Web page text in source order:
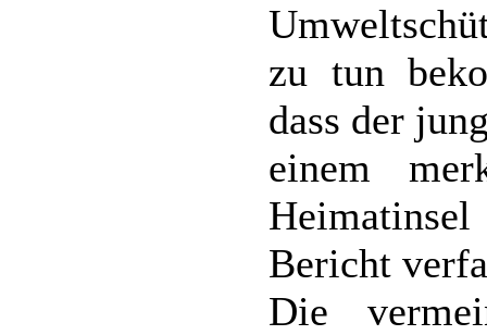
zu tun
dass der
einem
Bericht
Die